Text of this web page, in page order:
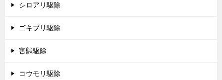
シロアリ駆除
ゴキブリ駆除
害獣駆除
コウモリ駆除